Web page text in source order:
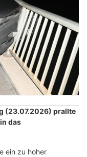
(23.07.2026) prallte
das
ein zu hoher